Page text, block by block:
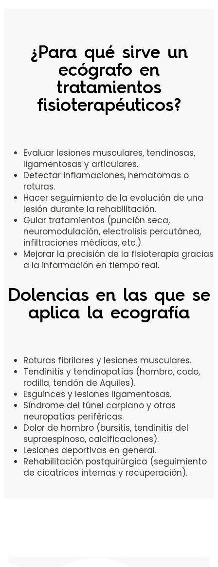
¿Para qué sirve un
ecógrafo en
tratamientos
fisioterapéuticos?
Evaluar lesiones musculares, tendinosas,
ligamentosas y articulares.
Detectar inflamaciones, hematomas o
roturas.
Hacer seguimiento de la evolución de una
lesión durante la rehabilitación.
Guiar tratamientos (punción seca,
neuromodulación, electrolisis percutánea,
infiltraciones médicas, etc.).
Mejorar la precisión de la fisioterapia gracias
a la información en tiempo real.
Dolencias en las que se
aplica la ecografía
Roturas fibrilares y lesiones musculares.
Tendinitis y tendinopatías (hombro, codo,
rodilla, tendón de Aquiles).
Esguinces y lesiones ligamentosas.
Síndrome del túnel carpiano y otras
neuropatías periféricas.
Dolor de hombro (bursitis, tendinitis del
supraespinoso, calcificaciones).
Lesiones deportivas en general.
Rehabilitación postquirúrgica (seguimiento
de cicatrices internas y recuperación).